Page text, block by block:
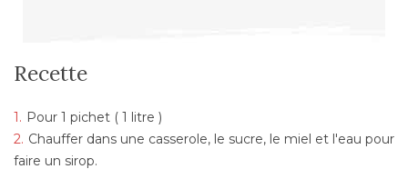
Recette
Pour 1 pichet ( 1 litre )
Chauffer dans une casserole, le sucre, le miel et l'eau pour
faire un sirop.